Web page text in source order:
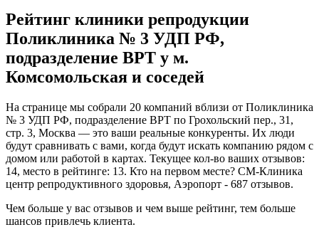
Рейтинг клиники репродукции
Поликлиника № 3 УДП РФ,
подразделение ВРТ у м.
Комсомольская и соседей
На странице мы собрали 20 компаний вблизи от Поликлиника
№ 3 УДП РФ, подразделение ВРТ по Грохольский пер., 31,
стр. 3, Москва — это ваши реальные конкуренты. Их люди
будут сравнивать с вами, когда будут искать компанию рядом с
домом или работой в картах. Текущее кол-во ваших отзывов:
14, место в рейтинге: 13. Кто на первом месте? СМ-Клиника
центр репродуктивного здоровья, Аэропорт - 687 отзывов.
Чем больше у вас отзывов и чем выше рейтинг, тем больше
шансов привлечь клиента.